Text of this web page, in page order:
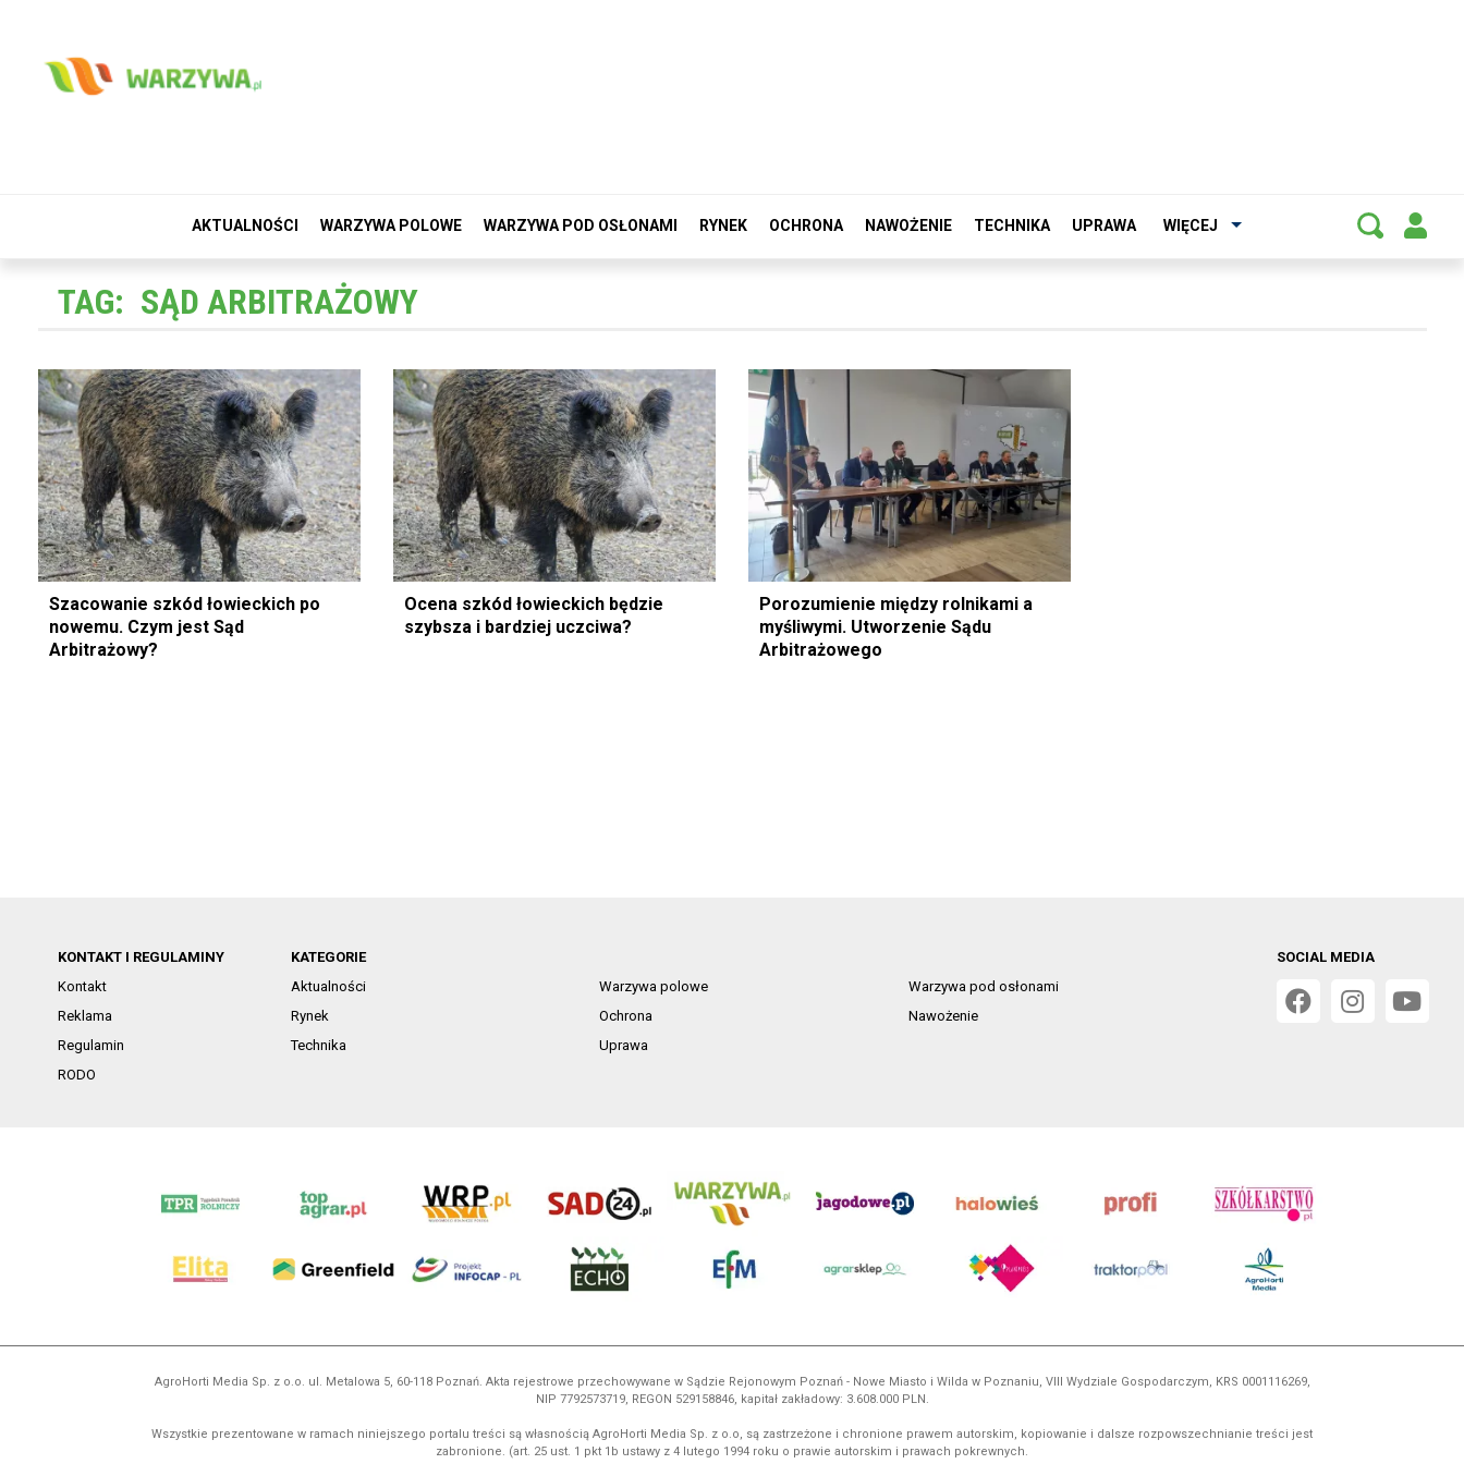
AKTUALNOŚCI WARZYWA POLOWE WARZYWA POD OSŁONAMI RYNEK OCHRONA NAWOŻENIE TECHNIKA UPRAWA WIĘCEJ
TAG: SĄD ARBITRAŻOWY
Szacowanie szkód łowieckich po
nowemu. Czym jest Sąd
Arbitrażowy?
Ocena szkód łowieckich będzie
szybsza i bardziej uczciwa?
Porozumienie między rolnikami a
myśliwymi. Utworzenie Sądu
Arbitrażowego
KONTAKT I REGULAMINY
Kontakt
Reklama
Regulamin
RODO
KATEGORIE
Aktualności
Warzywa polowe
Warzywa pod osłonami
Rynek
Ochrona
Nawożenie
Technika
Uprawa
SOCIAL MEDIA
AgroHorti Media Sp. z o.o. ul. Metalowa 5, 60-118 Poznań. Akta rejestrowe przechowywane w Sądzie Rejonowym Poznań - Nowe Miasto i Wilda w Poznaniu, VIII Wydziale Gospodarczym, KRS 0001116269,
NIP 7792573719, REGON 529158846, kapitał zakładowy: 3.608.000 PLN.
Wszystkie prezentowane w ramach niniejszego portalu treści są własnością AgroHorti Media Sp. z o.o, są zastrzeżone i chronione prawem autorskim, kopiowanie i dalsze rozpowszechnianie treści jest
zabronione. (art. 25 ust. 1 pkt 1b ustawy z 4 lutego 1994 roku o prawie autorskim i prawach pokrewnych.